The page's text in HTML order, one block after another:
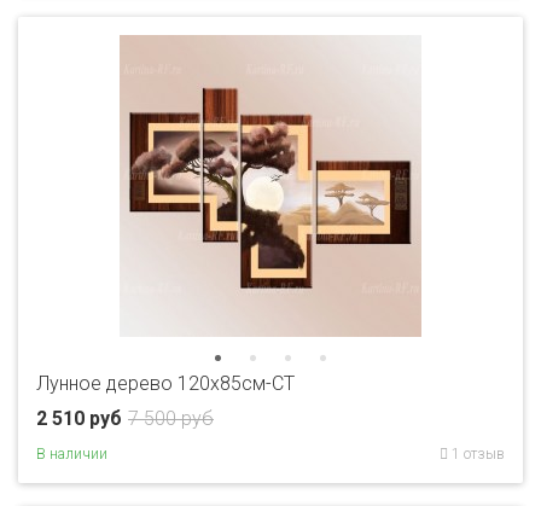
Лунное дерево 120х85см-CT
7 500 руб
2 510 руб
В наличии 1 отзыв